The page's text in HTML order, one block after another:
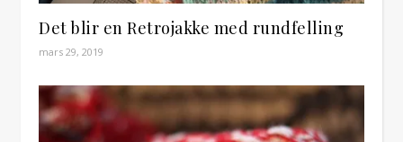
Det blir en Retrojakke med rundfelling
mars 29, 2019